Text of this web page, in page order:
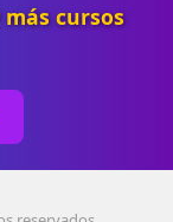
más cursos